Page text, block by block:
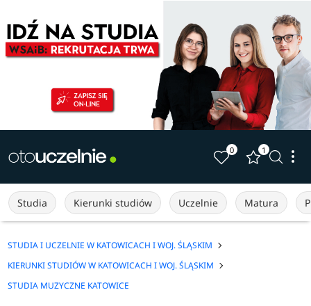
0 1
Studia Kierunki studiów Uczelnie Matura
STUDIA I UCZELNIE W KATOWICACH I WOJ. ŚLĄSKIM
KIERUNKI STUDIÓW W KATOWICACH I WOJ. ŚLĄSKIM
STUDIA MUZYCZNE KATOWICE